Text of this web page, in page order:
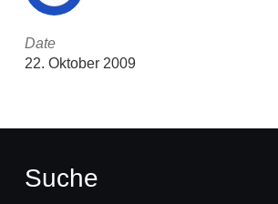
Date
22. Oktober 2009
Suche